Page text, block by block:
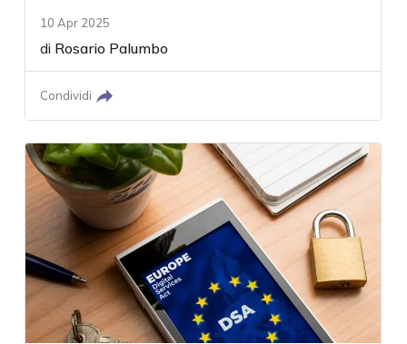
10 Apr 2025
di Rosario Palumbo
Condividi